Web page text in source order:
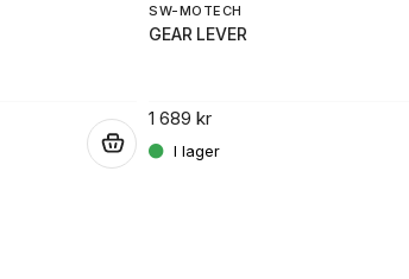
SW-MOTECH
GEAR LEVER
1 689 kr